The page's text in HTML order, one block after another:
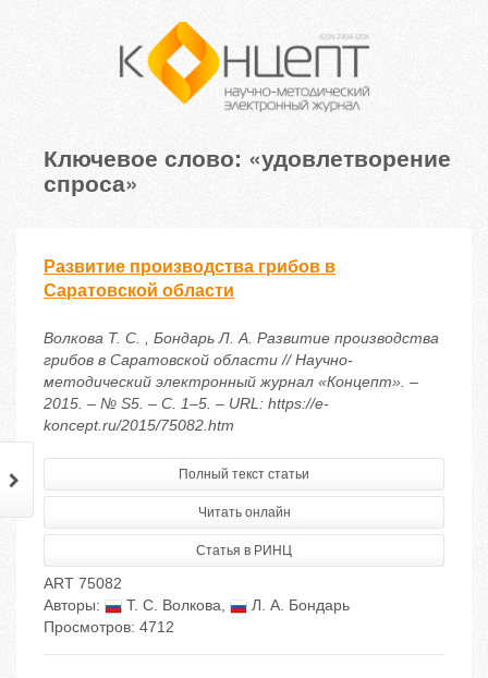
Ключевое слово: «удовлетворение
спроса»
Развитие производства грибов в
Саратовской области
Волкова Т. С. , Бондарь Л. А. Развитие производства
грибов в Саратовской области // Научно-
методический электронный журнал «Концепт». –
2015. – № S5. – С. 1–5. – URL: https://e-
koncept.ru/2015/75082.htm
Полный текст статьи
Читать онлайн
Статья в РИНЦ
ART 75082
Авторы:
Т. С. Волкова,
Л. А. Бондарь
Просмотров: 4712